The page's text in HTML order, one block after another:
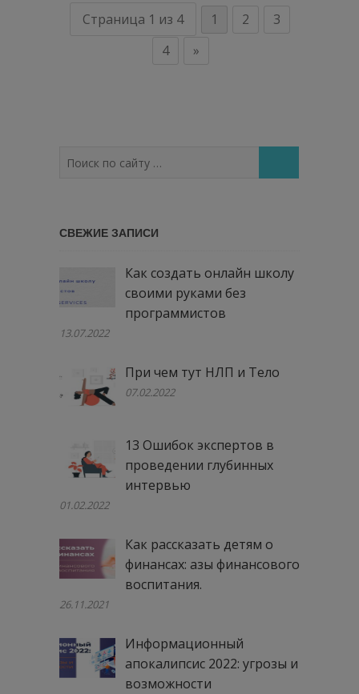
Страница 1 из 4 1 2
3
4
»
по
СВЕЖИЕ ЗАПИСИ
Как создать онлайн школу
своими руками без
программистов
13.07.2022
При чем тут НЛП и Тело
07.02.2022
13 Ошибок экспертов в
проведении глубинных
интервью
01.02.2022
Как рассказать детям о
финансах: азы финансового
воспитания.
26.11.2021
Информационный
апокалипсис 2022: угрозы и
возможности